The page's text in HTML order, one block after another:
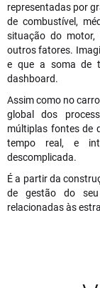
representadas por
de combustível,
situação do motor,
outros fatores.
e que a soma de
dashboard.
Assim como no
global dos
múltiplas fontes de
tempo real, e
descomplicada.
É a partir da
de gestão do
relacionadas às